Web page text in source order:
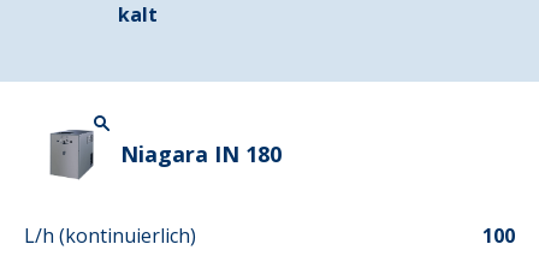
kalt
Niagara IN 180
L/h (kontinuierlich)
100